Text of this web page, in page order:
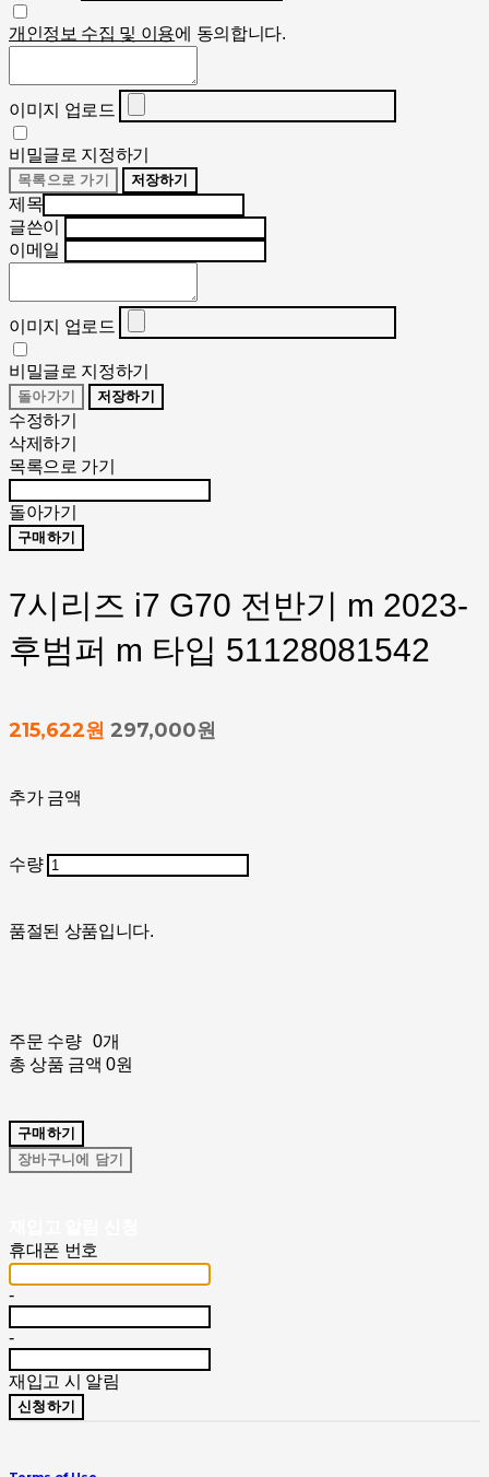
개인정보 수집 및 이용에 동의합니다.
이미지 업로드
비밀글로 지정하기
목록으로 가기 저장하기
제목
글쓴이
이메일
이미지 업로드
비밀글로 지정하기
돌아가기 저장하기
수정하기
삭제하기
목록으로 가기
돌아가기
구매하기
7시리즈 i7 G70 전반기 m 2023-
후범퍼 m 타입 51128081542
215,622원 297,000원
추가 금액
수량
품절된 상품입니다.
주문 수량
0개
총 상품 금액 0원
구매하기
장바구니에 담기
휴대폰 번호
-
-
재입고 시 알림
신청하기